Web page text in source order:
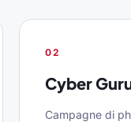
02
Cyber
Campagne di